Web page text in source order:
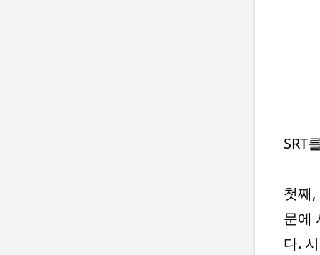
SRT
첫째
문에
다.